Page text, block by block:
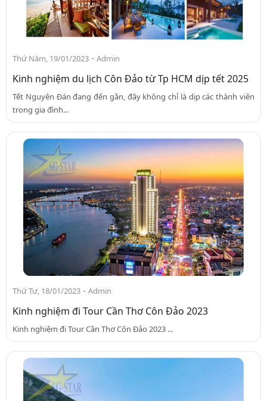
Thứ Năm, 19/01/2023 - Admin
Kinh nghiệm du lịch Côn Đảo từ Tp HCM dịp tết 2025
Tết Nguyên Đán đang đến gần, đây không chỉ là dịp các thành viên
trong gia đình...
Thứ Tư, 18/01/2023 - Admin
Kinh nghiệm đi Tour Cần Thơ Côn Đảo 2023
Kinh nghiệm đi Tour Cần Thơ Côn Đảo 2023 ...